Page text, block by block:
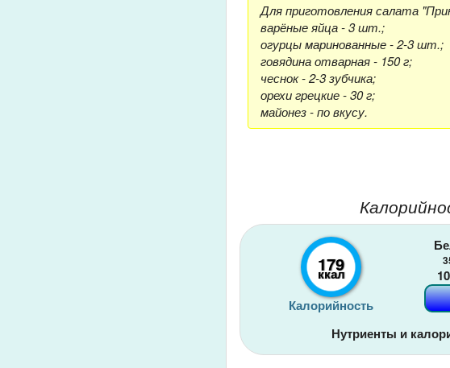
Для приготовления салата
варёные яйца - 3 шт.;
огурцы маринованные - 2-3 шт.;
говядина отварная - 150 г;
чеснок - 2-3 зубчика;
орехи грецкие - 30 г;
майонез - по вкусу.
179
ккал
Калорийность
Нутриенты и